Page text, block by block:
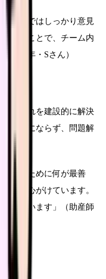
の分野ではしっかり意見
れることで、チーム内
歴10年・Sさん）
、それを建設的に解決
情的にならず、問題解
母子のために何が最善
よう心がけています。
しています」（助産師